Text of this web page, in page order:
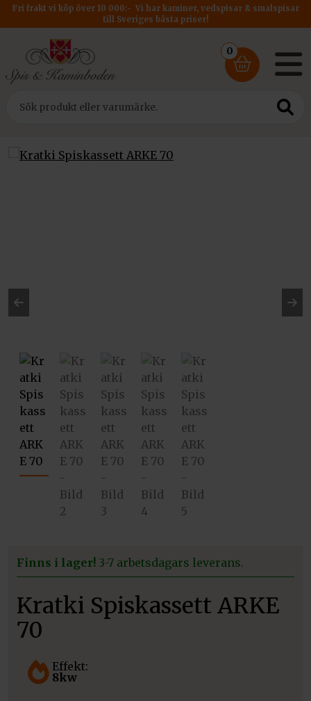
Fri frakt vi köp över 10 000:- Vi har kaminer, vedspisar & smalspisar
till Sveriges bästa priser!
0
us
Finns i lager! 3-7 arbetsdagars leverans.
Kratki Spiskassett ARKE
70
Effekt:
8kw